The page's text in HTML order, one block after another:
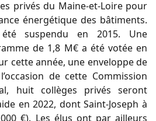
privés du Maine-et-Loire pour
énergétique des bâtiments.
suspendu en 2015. Une
de 1,8 M€ a été votée en
cette année, une enveloppe de
de cette Commission
huit collèges privés seront
en 2022, dont Saint-Joseph à
€). Les élus ont par ailleurs